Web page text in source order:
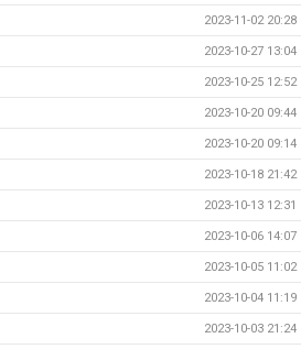
2023-11-02 20:28
2023-10-27 13:04
2023-10-25 12:52
2023-10-20 09:44
2023-10-20 09:14
2023-10-18 21:42
2023-10-13 12:31
2023-10-06 14:07
2023-10-05 11:02
2023-10-04 11:19
2023-10-03 21:24